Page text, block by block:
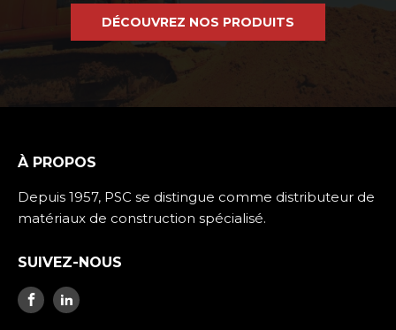
DÉCOUVREZ NOS PRODUITS
À PROPOS
Depuis 1957, PSC se distingue comme distributeur de
matériaux de construction spécialisé.
SUIVEZ-NOUS